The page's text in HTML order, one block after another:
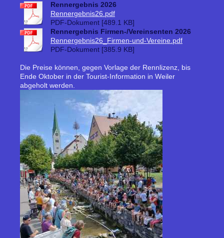
Rennergebnis 2026
Rennergebnis26.pdf
PDF-Dokument [489.1 KB]
Rennergebnis Firmen-/Vereinsenten 2026
Rennergebnis26_Firmen-und-Vereine.pdf
PDF-Dokument [385.9 KB]
Die Preise können, gegen Vorlage der Rennlizenz, bis
Ende Oktober in der Tourist-Information in Weiler
abgeholt werden.